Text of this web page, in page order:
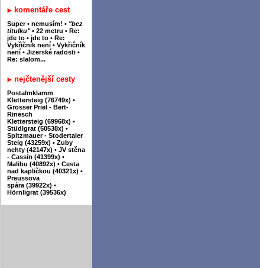
komentáře cest
Super • nemusím! • "bez
titulku" • 22 metru • Re:
jde to • jde to • Re:
Vykřičník není • Vykřičník
není • Jizerské radosti •
Re: slalom...
nejčtenější cesty
Postalmklamm
Klettersteig (76749x) •
Grosser Priel - Bert-
Rinesch
Klettersteig (69968x) •
Stüdlgrat (50538x) •
Spitzmauer - Stodertaler
Steig (43259x) • Zuby
nehty (42147x) • JV stěna
- Cassin (41399x) •
Malibu (40892x) • Cesta
nad kapličkou (40321x) •
Preussova
spára (39922x) •
Hörnligrat (39536x)